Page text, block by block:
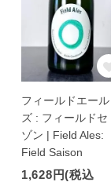
フィールドエール
ズ : フィールドセ
ゾン | Field Ales:
Field Saison
1,628円(税込